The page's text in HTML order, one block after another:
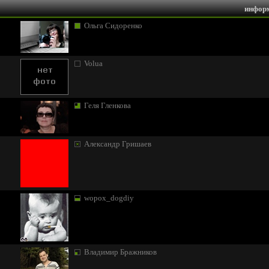
Ольга Сидоренко
Volua
Геля Гленкова
Александр Гришаев
wopox_dogdiy
Владимир Бражников